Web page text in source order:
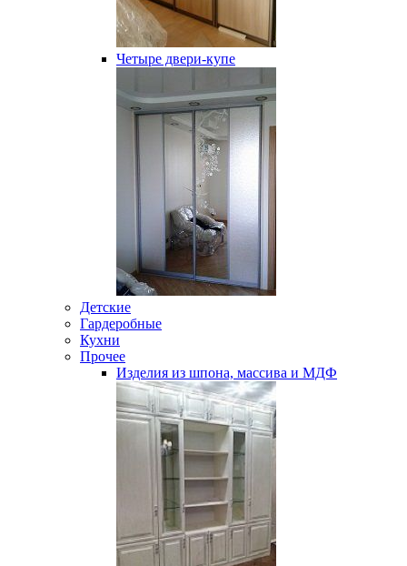
Четыре двери-купе
Детские
Гардеробные
Кухни
Прочее
Изделия из шпона, массива и МДФ